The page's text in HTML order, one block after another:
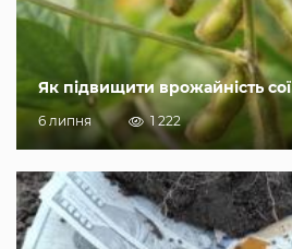
Як підвищити врожайність сої
6 липня 1 222